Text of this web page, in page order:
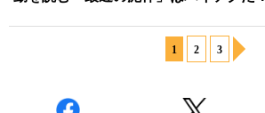
1 2 3